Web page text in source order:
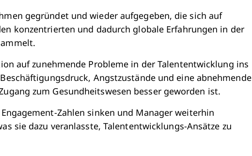
gegründet und wieder aufgegeben, die sich auf
konzentrierten und dadurch globale Erfahrungen in der
auf zunehmende Probleme in der Talententwicklung ins
Angstzustände und eine abnehmende
zum Gesundheitswesen besser geworden ist.
Zahlen sinken und Manager weiterhin
sie dazu veranlasste, Talententwicklungs-Ansätze zu